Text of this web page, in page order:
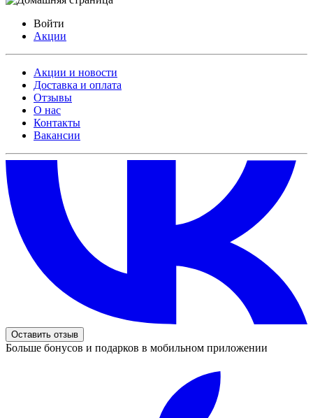
Войти
Акции
Акции и новости
Доставка и оплата
Отзывы
О нас
Контакты
Вакансии
Оставить отзыв
Больше бонусов и подарков в мобильном приложении